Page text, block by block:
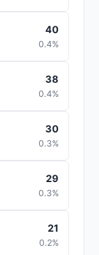
40
0.4%
38
0.4%
30
0.3%
29
0.3%
21
0.2%